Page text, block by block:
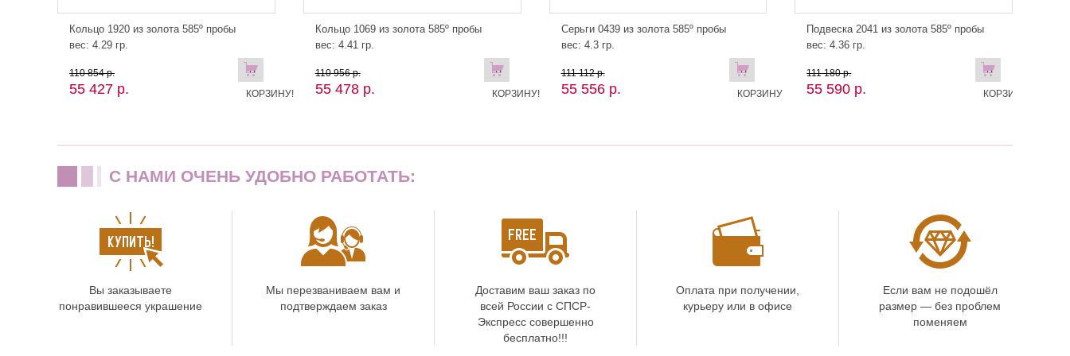
Кольцо 1920 из золота 585º пробы
вес: 4.29 гр.
110 854 р.
55 427 р.
В
КОРЗИНУ!
Кольцо 1069 из золота 585º пробы
вес: 4.41 гр.
110 956 р.
55 478 р.
В
КОРЗИНУ!
Серьги 0439 из золота 585º пробы
вес: 4.3 гр.
111 112 р.
55 556 р.
В
КОРЗИНУ
Подвеска 2041 из золота 585º пробы
вес: 4.36 гр.
111 180 р.
55 590 р.
В
КОРЗИНУ
C НАМИ ОЧЕНЬ УДОБНО РАБОТАТЬ:
Вы заказываете
понравившееся украшение
Мы перезваниваем вам и
подтверждаем заказ
Доставим ваш заказ по
всей России с СПСР-
Экспресс совершенно
бесплатно!!!
Оплата при получении,
курьеру или в офисе
Если вам не подошёл
размер — без проблем
поменяем